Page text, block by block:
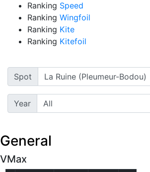
Ranking Speed
Ranking Wingfoil
Ranking Kite
Ranking Kitefoil
Spot
Year
General
VMax